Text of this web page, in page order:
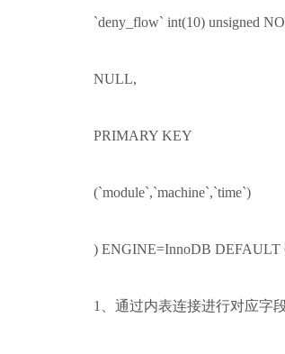
`deny_flow` int(10) unsigned
NULL,
PRIMARY KEY
(`module`,`machine`,`time`)
) ENGINE=InnoDB DEFAULT
1、通过内表连接进行对应字